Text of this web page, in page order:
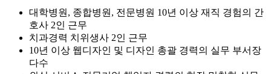
대학병원, 종합병원, 전문병원 10년 이상 재직 경험의 간
호사 2인 근무
치과경력 치위생사 2인 근무
10년 이상 웹디자인 및 디자인 총괄 경력의 실무 부서장
다수